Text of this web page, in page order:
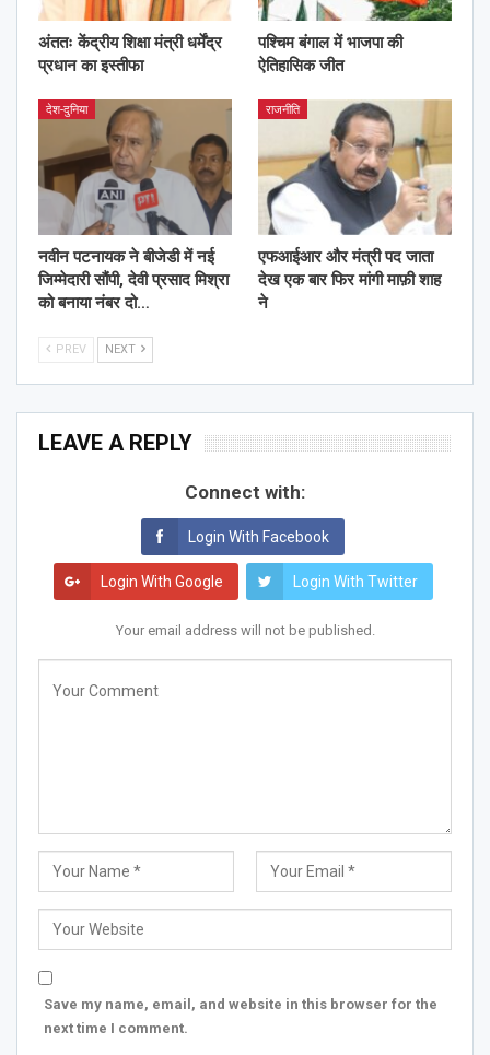
अंततः केंद्रीय शिक्षा मंत्री धर्मेंद्र
प्रधान का इस्तीफा
पश्चिम बंगाल में भाजपा की
ऐतिहासिक जीत
देश-दुनिया
नवीन पटनायक ने बीजेडी में नई
जिम्मेदारी सौंपी, देवी प्रसाद मिश्रा
को बनाया नंबर दो…
राजनीति
एफआईआर और मंत्री पद जाता
देख एक बार फिर मांगी माफ़ी शाह
ने
PREV NEXT
LEAVE A REPLY
Connect with:
Login With Facebook
Login With Google Login With Twitter
Your email address will not be published.
Save my name, email, and website in this browser for the
next time I comment.